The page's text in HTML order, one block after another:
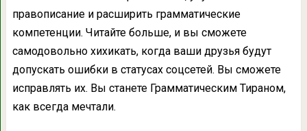
правописание и расширить грамматические
компетенции. Читайте больше, и вы сможете
самодовольно хихикать, когда ваши друзья будут
допускать ошибки в статусах соцсетей. Вы сможете
исправлять их. Вы станете Грамматическим Тираном,
как всегда мечтали.